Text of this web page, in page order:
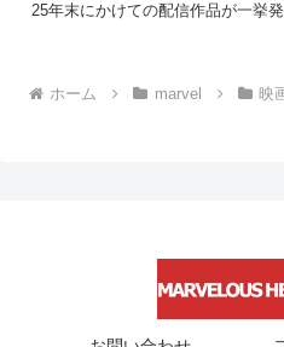
25年末にかけての配信作品が一挙発
ホーム marvel 映